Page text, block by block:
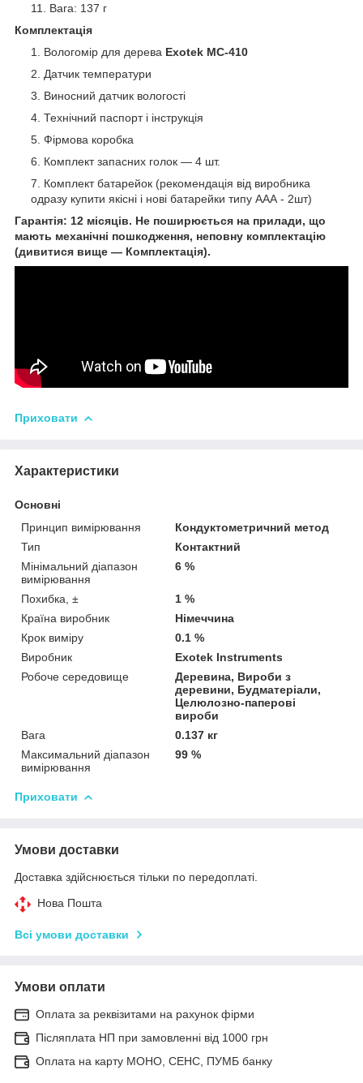
Вага: 137 г
Комплектація
Вологомір для дерева Exotek MC-410
Датчик температури
Виносний датчик вологості
Технічний паспорт і інструкція
Фірмова коробка
Комплект запасних голок — 4 шт.
Комплект батарейок (рекомендація від виробника
одразу купити якісні і нові батарейки типу ААА - 2шт)
Гарантія: 12 місяців. Не поширюється на прилади, що
мають механічні пошкодження, неповну комплектацію
(дивитися вище — Комплектація).
Приховати
Характеристики
Основні
Принцип вимірювання
Кондуктометричний метод
Тип
Контактний
Мінімальний діапазон
вимірювання
6 %
Похибка, ±
1 %
Країна виробник
Німеччина
Крок виміру
0.1 %
Виробник
Exotek Instruments
Робоче середовище
Деревина, Вироби з
деревини, Будматеріали,
Целюлозно-паперові
вироби
Вага
0.137 кг
Максимальний діапазон
вимірювання
99 %
Приховати
Умови доставки
Доставка здійснюється тільки по передоплаті.
Нова Пошта
Всі умови доставки
Умови оплати
Оплата за реквізитами на рахунок фірми
Післяплата НП при замовленні від 1000 грн
Оплата на карту МОНО, СЕНС, ПУМБ банку